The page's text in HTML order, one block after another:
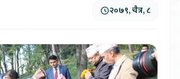
२०७९, चैत्र, ८